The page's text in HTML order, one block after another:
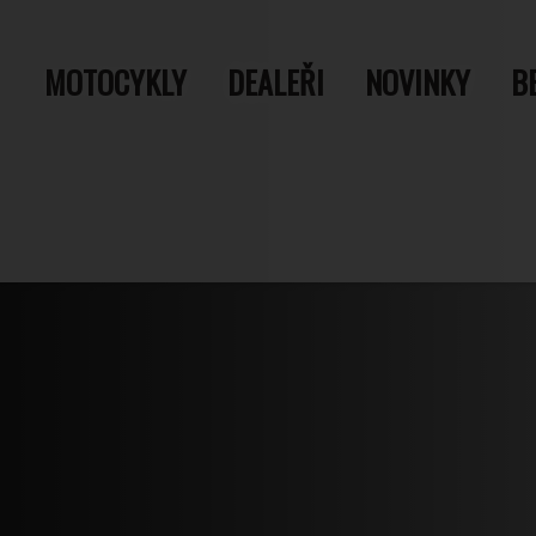
MOTOCYKLY DEALEŘI NOVINKY